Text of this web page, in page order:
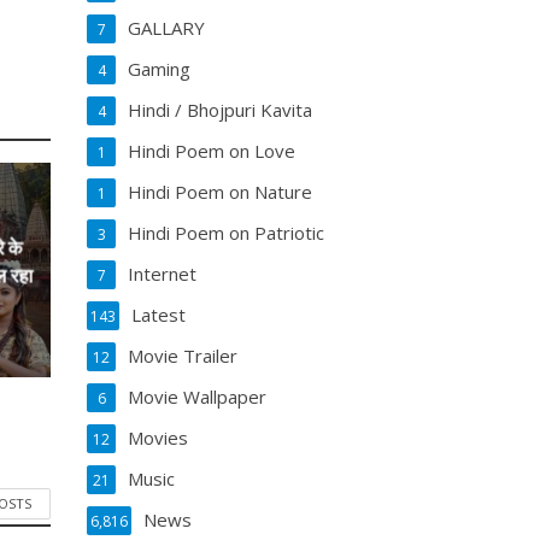
के
रहा
GALLARY
7
Gaming
4
Hindi / Bhojpuri Kavita
4
Hindi Poem on Love
1
Hindi Poem on Nature
1
Hindi Poem on Patriotic
3
Internet
7
Latest
143
Movie Trailer
12
Movie Wallpaper
6
Movies
12
Music
21
News
6,816